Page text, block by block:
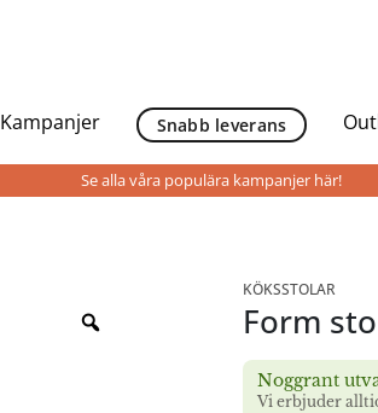
Kampanjer Snabb leverans
Se alla våra populära kampanjer här!
KÖKSSTOLAR
Form
Noggrant
Vi erbjuder